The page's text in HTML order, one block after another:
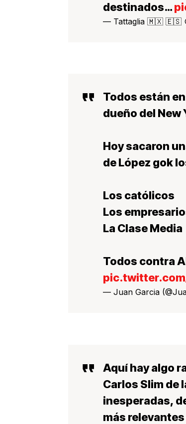
destinados…
— Tattaglia 🇲🇽 🇪🇸 ©
Todos están
dueño del New
Hoy sacaron
de López gok
Los católicos
Los
La Clase Media
Todos contra
— Juan Garcia
Aquí hay algo
Carlos Slim de
inesperadas,
más